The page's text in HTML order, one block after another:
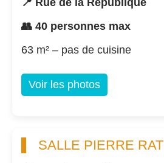
👥 40 personnes max
63 m² – pas de cuisine
Voir les photos
SALLE PIERRE RAT